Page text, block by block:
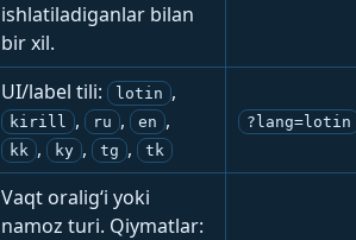
ishlatiladiganlar bilan
bir xil.
UI/label tili: lotin ,
kirill , ru , en ,
kk , ky , tg , tk
?lang=lotin
Vaqt oralig‘i yoki
namoz turi. Qiymatlar: